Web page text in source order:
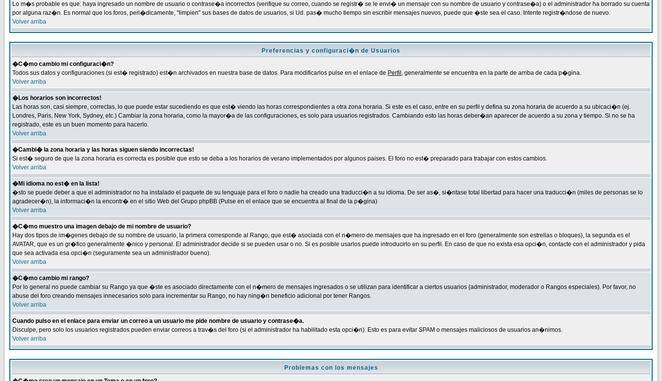
Lo m�s probable es que: haya ingresado un nombre de usuario o contrase�a incorrectos (verifique su correo, cuando se registr� se le envi� un mensaje con su nombre de usuario y contrase�a) o el administrador ha borrado su cuenta
por alguna raz�n. Es normal que los foros, peri�dicamente, "limpien" sus bases de datos de usuarios, si Ud. pas� mucho tiempo sin escribir mensajes nuevos, puede que �ste sea el caso. Intente registr�ndose de nuevo.
Volver arriba
Preferencias y configuraci�n de Usuarios
�C�mo cambio mi configuraci�n?
Todos sus datos y configuraciones (si est� registrado) est�n archivados en nuestra base de datos. Para modificarlos pulse en el enlace de Perfil , generalmente se encuentra en la parte de arriba de cada p�gina.
Volver arriba
�Los horarios son incorrectos!
Las horas son, casi siempre, correctas, lo que puede estar sucediendo es que est� viendo las horas correspondientes a otra zona horaria. Si este es el caso, entre en su perfil y defina su zona horaria de acuerdo a su ubicaci�n (ej.
Londres, Paris, New York, Sydney, etc.) Cambiar la zona horaria, como la mayor�a de las configuraciones, es solo para usuarios registrados. Cambiando esto las horas deber�an aparecer de acuerdo a su zona y tiempo. Si no se ha
registrado, este es un buen momento para hacerlo.
Volver arriba
�Cambi� la zona horaria y las horas siguen siendo incorrectas!
Si est� seguro de que la zona horaria es correcta es posible que esto se deba a los horarios de verano implementados por algunos paises. El foro no est� preparado para trabajar con estos cambios.
Volver arriba
�Mi idioma no est� en la lista!
�sto se puede deber a que el administrador no ha instalado el paquete de su lenguaje para el foro o nadie ha creado una traducci�n a su idioma. De ser as�, si�ntase total libertad para hacer una traducci�n (miles de personas se lo
agradecer�n), la informaci�n la encontr� en el sitio Web del Grupo phpBB (Pulse en el enlace que se encuentra al final de la p�gina)
Volver arriba
�C�mo muestro una imagen debajo de mi nombre de usuario?
Hay dos tipos de im�genes debajo de su nombre de usuario, la primera corresponde al Rango, que est� asociada con el n�mero de mensajes que ha ingresado en el foro (generalmente son estrellas o bloques), la segunda es el
AVATAR, que es un gr�fico generalmente �nico y personal. El administrador decide si se pueden usar o no. Si es posible usarlos puede introducirlo en su perfil. En caso de que no exista esa opci�n, contacte con el administrador y pida
que sea activada esa opci�n (seguramente sea un administrador bueno).
Volver arriba
�C�mo cambio mi rango?
Por lo general no puede cambiar su Rango ya que �ste es asociado directamente con el n�mero de mensajes ingresados o se utilizan para identificar a ciertos usuarios (administrador, moderador o Rangos especiales). Por favor, no
abuse del foro creando mensajes innecesarios solo para incrementar su Rango, no hay ning�n beneficio adicional por tener Rangos.
Volver arriba
Cuando pulso en el enlace para enviar un correo a un usuario me pide nombre de usuario y contrase�a.
Disculpe, pero solo los usuarios registrados pueden enviar correos a trav�s del foro (si el administrador ha habilitado esta opci�n). Esto es para evitar SPAM o mensajes maliciosos de usuarios an�nimos.
Volver arriba
Problemas con los mensajes